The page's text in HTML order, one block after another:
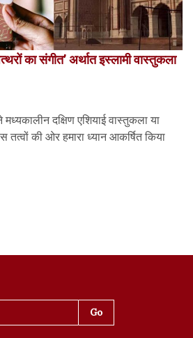
का संगीत’ अर्थात इस्लामी वास्तुकला
दक्षिण एशियाई वास्तुकला या
की ओर हमारा ध्यान आकर्षित किया